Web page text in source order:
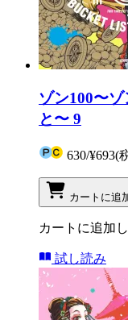
ゾン100〜
と〜 9
630/¥693(
カートに追
カートに追加
試し読み